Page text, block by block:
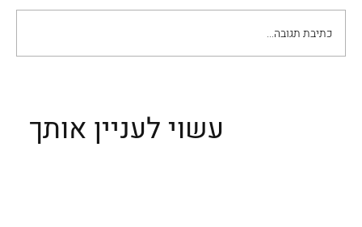
ביזת נפוליאון מאיטליה
כתיבת תגובה...
עשוי לעניין אותך